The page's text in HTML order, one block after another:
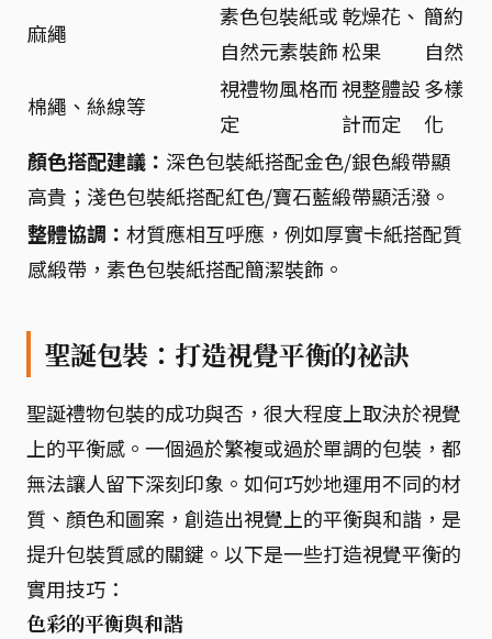
麻繩
素色包裝紙或
自然元素裝飾
乾燥花、
松果
簡約
自然
棉繩、絲線等
視禮物風格而
定
視整體設
計而定
多樣
化
顏色搭配建議： 深色包裝紙搭配金色/銀色緞帶顯
高貴；淺色包裝紙搭配紅色/寶石藍緞帶顯活潑。
整體協調： 材質應相互呼應，例如厚實卡紙搭配質
感緞帶，素色包裝紙搭配簡潔裝飾。
聖誕包裝：打造視覺平衡的祕訣
聖誕禮物包裝的成功與否，很大程度上取決於視覺
上的平衡感。一個過於繁複或過於單調的包裝，都
無法讓人留下深刻印象。如何巧妙地運用不同的材
質、顏色和圖案，創造出視覺上的平衡與和諧，是
提升包裝質感的關鍵。以下是一些打造視覺平衡的
實用技巧：
色彩的平衡與和諧